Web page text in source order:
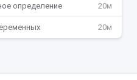
определение 20м
20м